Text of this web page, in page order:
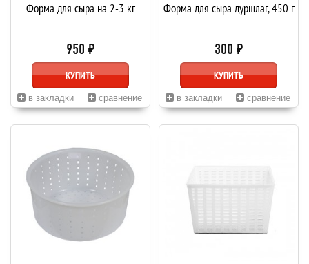
Форма для сыра на 2-3 кг
950 ₽
КУПИТЬ
в закладки сравнение
Форма для сыра дуршлаг, 450 г
300 ₽
КУПИТЬ
в закладки сравнение